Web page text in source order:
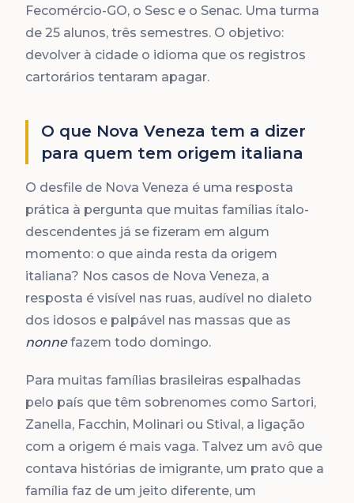
Fecomércio-GO, o Sesc e o Senac. Uma turma
de 25 alunos, três semestres. O objetivo:
devolver à cidade o idioma que os registros
cartorários tentaram apagar.
O que Nova Veneza tem a dizer
para quem tem origem italiana
O desfile de Nova Veneza é uma resposta
prática à pergunta que muitas famílias ítalo-
descendentes já se fizeram em algum
momento: o que ainda resta da origem
italiana? Nos casos de Nova Veneza, a
resposta é visível nas ruas, audível no dialeto
dos idosos e palpável nas massas que as
nonnefazem todo domingo.
Para muitas famílias brasileiras espalhadas
pelo país que têm sobrenomes como Sartori,
Zanella, Facchin, Molinari ou Stival, a ligação
com a origem é mais vaga. Talvez um avô que
contava histórias de imigrante, um prato que a
família faz de um jeito diferente, um